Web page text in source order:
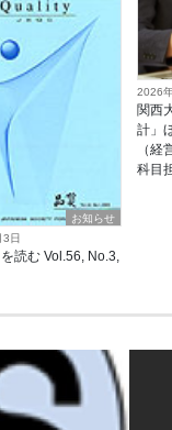
お知らせ
日
を読む Vol.56, No.3,
2026
関西
計」
（経
科目